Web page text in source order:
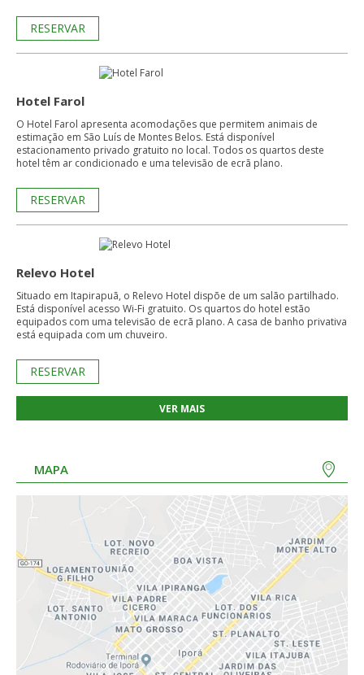
RESERVAR
Hotel Farol
O Hotel Farol apresenta acomodações que permitem animais de
estimação em São Luís de Montes Belos. Está disponível
estacionamento privado gratuito no local. Todos os quartos deste
hotel têm ar condicionado e uma televisão de ecrã plano.
RESERVAR
Relevo Hotel
Situado em Itapirapuã, o Relevo Hotel dispõe de um salão partilhado.
Está disponível acesso Wi-Fi gratuito. Os quartos do hotel estão
equipados com uma televisão de ecrã plano. A casa de banho privativa
está equipada com um chuveiro.
RESERVAR
VER MAIS
MAPA